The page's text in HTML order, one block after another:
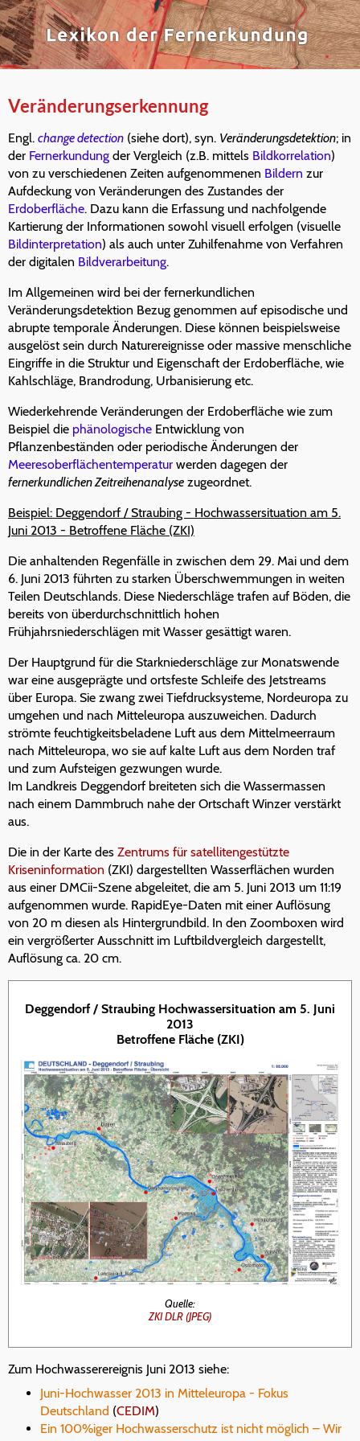
Veränderungserkennung
Engl. change detection (siehe dort), syn. Veränderungsdetektion; in
der Fernerkundung der Vergleich (z.B. mittels Bildkorrelation)
von zu verschiedenen Zeiten aufgenommenen Bildern zur
Aufdeckung von Veränderungen des Zustandes der
Erdoberfläche. Dazu kann die Erfassung und nachfolgende
Kartierung der Informationen sowohl visuell erfolgen (visuelle
Bildinterpretation) als auch unter Zuhilfenahme von Verfahren
der digitalen Bildverarbeitung.
Im Allgemeinen wird bei der fernerkundlichen
Veränderungsdetektion Bezug genommen auf episodische und
abrupte temporale Änderungen. Diese können beispielsweise
ausgelöst sein durch Naturereignisse oder massive menschliche
Eingriffe in die Struktur und Eigenschaft der Erdoberfläche, wie
Kahlschläge, Brandrodung, Urbanisierung etc.
Wiederkehrende Veränderungen der Erdoberfläche wie zum
Beispiel die phänologische Entwicklung von
Pflanzenbeständen oder periodische Änderungen der
Meeresoberflächentemperatur werden dagegen der
fernerkundlichen Zeitreihenanalyse zugeordnet.
Beispiel: Deggendorf / Straubing - Hochwassersituation am 5.
Juni 2013 - Betroffene Fläche (ZKI)
Die anhaltenden Regenfälle in zwischen dem 29. Mai und dem
6. Juni 2013 führten zu starken Überschwemmungen in weiten
Teilen Deutschlands. Diese Niederschläge trafen auf Böden, die
bereits von überdurchschnittlich hohen
Frühjahrsniederschlägen mit Wasser gesättigt waren.
Der Hauptgrund für die Starkniederschläge zur Monatswende
war eine ausgeprägte und ortsfeste Schleife des Jetstreams
über Europa. Sie zwang zwei Tiefdrucksysteme, Nordeuropa zu
umgehen und nach Mitteleuropa auszuweichen. Dadurch
strömte feuchtigkeitsbeladene Luft aus dem Mittelmeerraum
nach Mitteleuropa, wo sie auf kalte Luft aus dem Norden traf
und zum Aufsteigen gezwungen wurde.
Im Landkreis Deggendorf breiteten sich die Wassermassen
nach einem Dammbruch nahe der Ortschaft Winzer verstärkt
aus.
Die in der Karte des Zentrums für satellitengestützte
Kriseninformation (ZKI) dargestellten Wasserflächen wurden
aus einer DMCii-Szene abgeleitet, die am 5. Juni 2013 um 11:19
aufgenommen wurde. RapidEye-Daten mit einer Auflösung
von 20 m diesen als Hintergrundbild. In den Zoomboxen wird
ein vergrößerter Ausschnitt im Luftbildvergleich dargestellt,
Auflösung ca. 20 cm.
Deggendorf / Straubing Hochwassersituation am 5. Juni
2013
Betroffene Fläche (ZKI)
Quelle:
ZKI DLR (JPEG)
Zum Hochwasserereignis Juni 2013 siehe:
Juni-Hochwasser 2013 in Mitteleuropa - Fokus
Deutschland (CEDIM)
Ein 100%iger Hochwasserschutz ist nicht möglich – Wir